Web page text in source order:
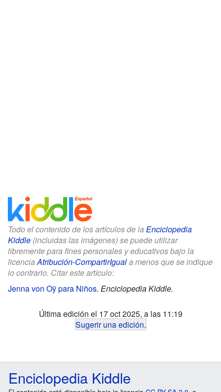
Todo el contenido de los artículos de la Enciclopedia
Kiddle (incluidas las imágenes) se puede utilizar
libremente para fines personales y educativos bajo la
licenciaAtribución-CompartirIguala menos que se indique
lo contrario. Citar este artículo:
Jenna von Oÿ para Niños. Enciclopedia Kiddle.
Última edición el 17 oct 2025, a las 11:19
Sugerir una edición.
Enciclopedia Kiddle